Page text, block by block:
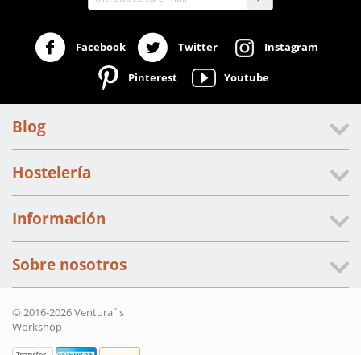
Facebook Twitter Instagram
Pinterest Youtube
Blog
Hostelería
Información
Sobre nosotros
© 2016-2026 Ventura´s
Workshop